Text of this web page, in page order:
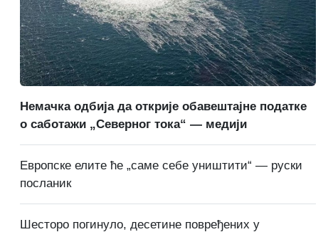
Немачка одбија да открије обавештајне податке
о саботажи „Северног тока“ — медији
Европске елите ће „саме себе уништити“ — руски
посланик
Шесторо погинуло, десетине повређених у